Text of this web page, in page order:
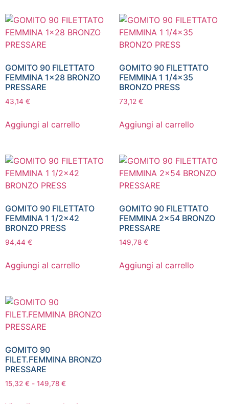
GOMITO 90 FILETTATO
FEMMINA 1×28 BRONZO
PRESSARE
43,14 €
Aggiungi al carrello
GOMITO 90 FILETTATO
FEMMINA 1 1/4×35
BRONZO PRESS
73,12 €
Aggiungi al carrello
GOMITO 90 FILETTATO
FEMMINA 1 1/2×42
BRONZO PRESS
94,44 €
Aggiungi al carrello
GOMITO 90 FILETTATO
FEMMINA 2×54 BRONZO
PRESSARE
149,78 €
Aggiungi al carrello
GOMITO 90
FILET.FEMMINA BRONZO
PRESSARE
15,32 € - 149,78 €